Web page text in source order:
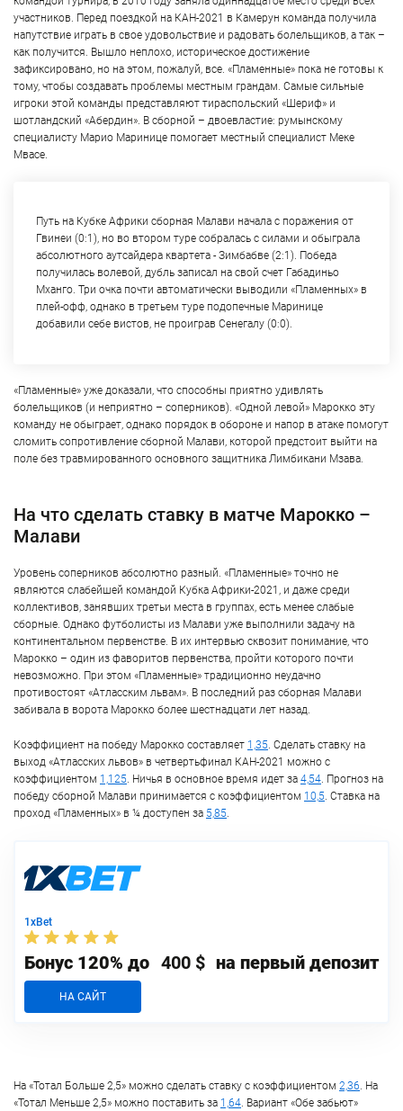
участников. Перед поездкой на КАН-2021 в Камерун команда получила
напутствие играть в свое удовольствие и радовать болельщиков, а так –
как получится. Вышло неплохо, историческое достижение
зафиксировано, но на этом, пожалуй, все. «Пламенные» пока не готовы к
тому, чтобы создавать проблемы местным грандам. Самые сильные
игроки этой команды представляют тираспольский «Шериф» и
шотландский «Абердин». В сборной – двоевластие: румынскому
специалисту Марио Маринице помогает местный специалист Меке
Мвасе.
Путь на Кубке Африки сборная Малави начала с поражения от
Гвинеи (0:1), но во втором туре собралась с силами и обыграла
абсолютного аутсайдера квартета - Зимбабве (2:1). Победа
получилась волевой, дубль записал на свой счет Габадиньо
Мханго. Три очка почти автоматически выводили «Пламенных» в
плей-офф, однако в третьем туре подопечные Маринице
добавили себе вистов, не проиграв Сенегалу (0:0).
«Пламенные» уже доказали, что способны приятно удивлять
болельщиков (и неприятно – соперников). «Одной левой» Марокко эту
команду не обыграет, однако порядок в обороне и напор в атаке помогут
сломить сопротивление сборной Малави, которой предстоит выйти на
поле без травмированного основного защитника Лимбикани Мзава.
На что сделать ставку в матче Марокко –
Малави
Уровень соперников абсолютно разный. «Пламенные» точно не
являются слабейшей командой Кубка Африки-2021, и даже среди
коллективов, занявших третьи места в группах, есть менее слабые
сборные. Однако футболисты из Малави уже выполнили задачу на
континентальном первенстве. В их интервью сквозит понимание, что
Марокко – один из фаворитов первенства, пройти которого почти
невозможно. При этом «Пламенные» традиционно неудачно
противостоят «Атласским львам». В последний раз сборная Малави
забивала в ворота Марокко более шестнадцати лет назад.
Коэффициент на победу Марокко составляет 1,35. Сделать ставку на
выход «Атласских львов» в четвертьфинал КАН-2021 можно с
коэффициентом 1,125. Ничья в основное время идет за 4,54. Прогноз на
победу сборной Малави принимается с коэффициентом 10,5. Ставка на
проход «Пламенных» в ¼ доступен за 5,85.
1xBet
Бонус 120% до 400 $ на первый депозит
НА САЙТ
На «Тотал Больше 2,5» можно сделать ставку с коэффициентом 2,36. На
«Тотал Меньше 2,5» можно поставить за 1,64. Вариант «Обе забьют»